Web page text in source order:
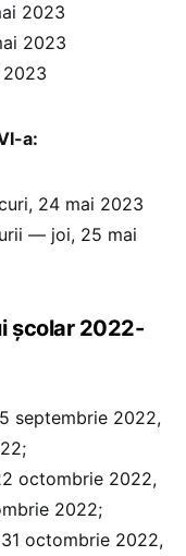
2023
2023
a:
24 mai 2023
— joi, 25 mai
școlar 2022-
septembrie 2022,
octombrie 2022,
2022;
octombrie 2022,